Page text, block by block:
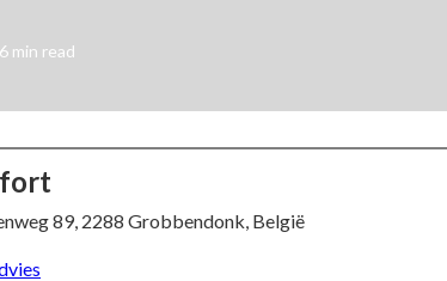
6 min read
89, 2288 Grobbendonk, België